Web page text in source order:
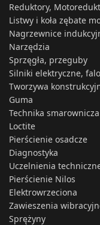
Reduktory,
Listwy i koła zębate
Nagrzewnice
Narzędzia
Sprzęgła, przeguby
Silniki elektryczne,
Tworzywa
Guma
Technika smarownicza
Loctite
Pierścienie osadcze
Diagnostyka
Uczelnienia
Pierścienie Nilos
Elektrowrzeciona
Zawieszenia
Sprężyny